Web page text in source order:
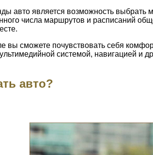
авто является возможность
числа маршрутов и расписаний
вы сможете почувствовать себя
системой, навигацией
авто?